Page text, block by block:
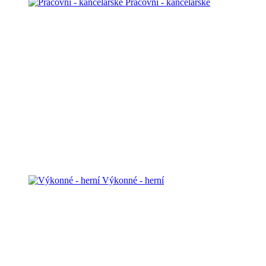
Pracovní - kancelářské
Výkonné - herní